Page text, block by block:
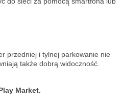
przedniej i tylnej parkowanie nie
także dobrą widoczność.
Market.